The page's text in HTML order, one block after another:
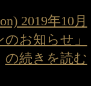
2019年10月
お知らせ」
の続きを読む